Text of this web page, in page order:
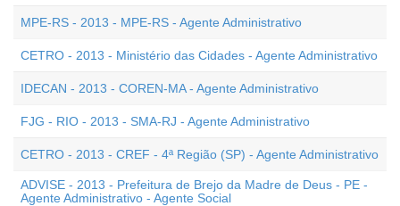
MPE-RS - 2013 - MPE-RS - Agente Administrativo
CETRO - 2013 - Ministério das Cidades - Agente Administrativo
IDECAN - 2013 - COREN-MA - Agente Administrativo
FJG - RIO - 2013 - SMA-RJ - Agente Administrativo
CETRO - 2013 - CREF - 4ª Região (SP) - Agente Administrativo
ADVISE - 2013 - Prefeitura de Brejo da Madre de Deus - PE -
Agente Administrativo - Agente Social